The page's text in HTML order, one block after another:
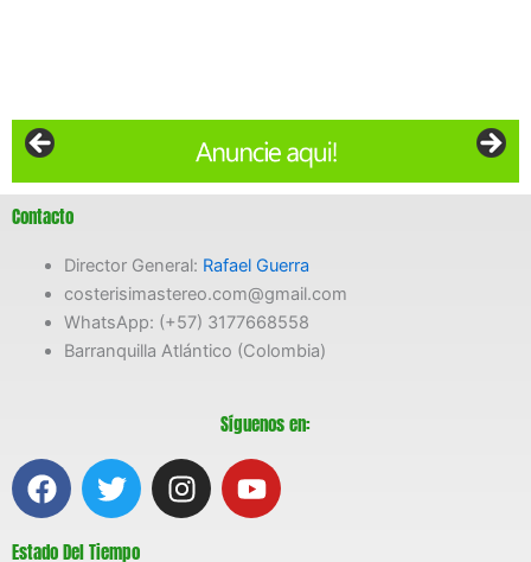
Contacto
Director General: Rafael Guerra
costerisimastereo.com@gmail.com
WhatsApp: (+57) 3177668558
Barranquilla Atlántico (Colombia)
Síguenos en:
F
a
T
w
I
n
Y
o
Estado Del Tiempo